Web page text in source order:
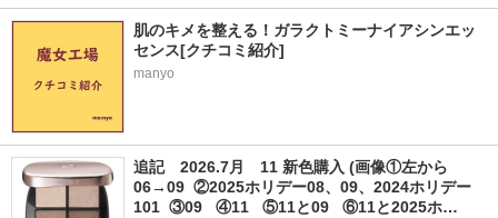
肌のキメを整える！ガラクトミーナイアシンエッ
センス[クチコミ紹介]
manyo
追記　2026.7月　11 新色購入 (画像①左から
06→09  ②2025ホリデー08、09、2024ホリデー
101  ③09   ④11   ⑤11と09   ⑥11と2025ホ…